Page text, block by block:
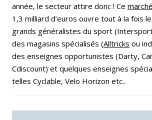
année, le secteur attire donc ! Ce
1,3 milliard d’euros ouvre tout à la fois
grands généralistes du sport
des magasins spécialisés (Alltricks ou
des enseignes opportunistes (Darty,
Cdiscount) et quelques enseignes
telles Cyclable, Velo Horizon etc..